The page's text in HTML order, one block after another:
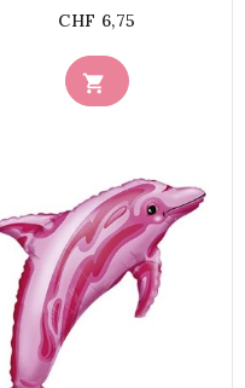

Prix
CHF 6,75
favorite_border